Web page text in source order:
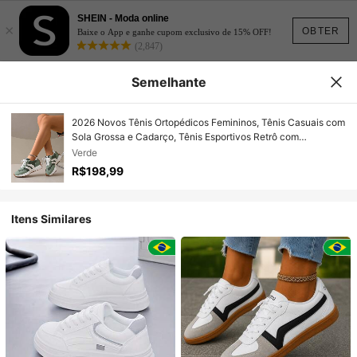
OBTER
×
SHEIN - Moda online
Baixe o App e ganhe cupom exclusivo de 15% OFF!
(2,847)
Semelhante
2026 Novos Tênis Ortopédicos Femininos, Tênis Casuais com
Sola Grossa e Cadarço, Tênis Esportivos Retrô com
Plataforma para Todas as Estações, Tênis Respiráveis e
Confortáveis para Primavera/Verão
Verde
R$198,99
Itens Similares